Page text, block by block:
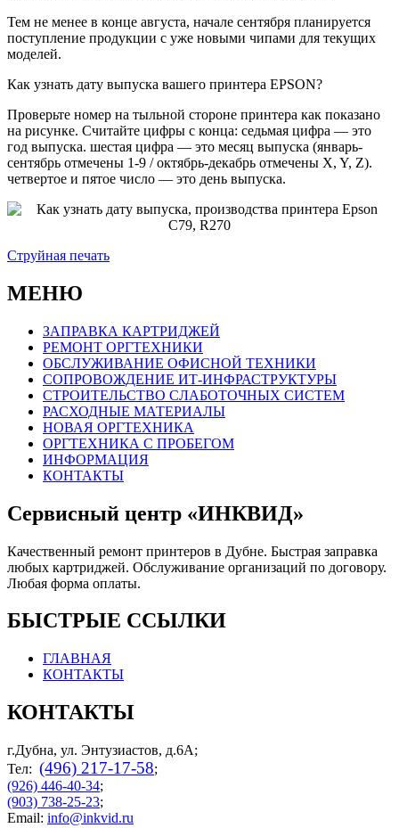
Тем не менее в конце августа, начале сентября планируется
поступление продукции с уже новыми чипами для текущих
моделей.
Как узнать дату выпуска вашего принтера EPSON?
Проверьте номер на тыльной стороне принтера как показано
на рисунке. Считайте цифры с конца: седьмая цифра — это
год выпуска. шестая цифра — это месяц выпуска (январь-
сентябрь отмечены 1-9 / октябрь-декабрь отмечены X, Y, Z).
четвертое и пятое число — это день выпуска.
Струйная печать
МЕНЮ
ЗАПРАВКА КАРТРИДЖЕЙ
РЕМОНТ ОРГТЕХНИКИ
ОБСЛУЖИВАНИЕ ОФИСНОЙ ТЕХНИКИ
СОПРОВОЖДЕНИЕ ИТ-ИНФРАСТРУКТУРЫ
СТРОИТЕЛЬСТВО СЛАБОТОЧНЫХ СИСТЕМ
РАСХОДНЫЕ МАТЕРИАЛЫ
НОВАЯ ОРГТЕХНИКА
ОРГТЕХНИКА С ПРОБЕГОМ
ИНФОРМАЦИЯ
КОНТАКТЫ
Сервисный центр «ИНКВИД»
Качественный ремонт принтеров в Дубне. Быстрая заправка
любых картриджей. Обслуживание организаций по договору.
Любая форма оплаты.
БЫСТРЫЕ ССЫЛКИ
ГЛАВНАЯ
КОНТАКТЫ
КОНТАКТЫ
г.Дубна, ул. Энтузиастов, д.6А;
Тел: (496) 217-17-58;
(926) 446-40-34;
(903) 738-25-23;
Email: info@inkvid.ru